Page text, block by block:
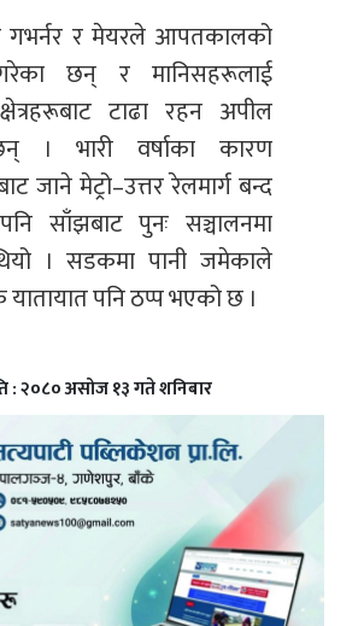
गभर्नर र मेयरले आपतकालको
छन् र मानिसहरूलाई
टाढा रहन अपील
। भारी वर्षाका कारण
जाने मेट्रो–उत्तर रेलमार्ग बन्द
साँझबाट पुनः सञ्चालनमा
। सडकमा पानी जमेकाले
यातायात पनि ठप्प भएको छ ।
: २०८० असोज १३ गते शनिबार